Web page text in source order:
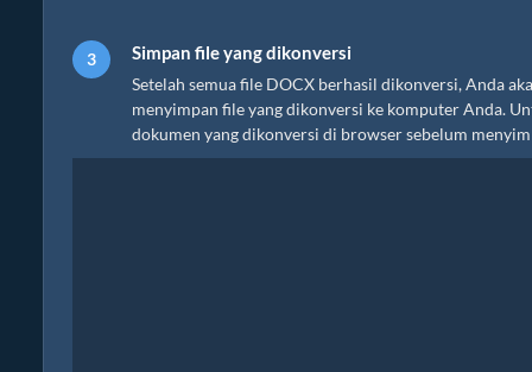
Simpan file yang dikonversi
Setelah semua file DOCX berhasil dikonversi, Anda
menyimpan file yang dikonversi ke komputer Anda.
dokumen yang dikonversi di browser sebelum